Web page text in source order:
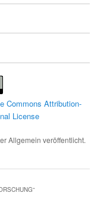
Commons Attribution-
License
Allgemein veröffentlicht.
“